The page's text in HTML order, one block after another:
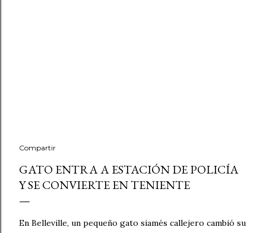
Compartir
GATO ENTRA A ESTACIÓN DE POLICÍA
Y SE CONVIERTE EN TENIENTE
En Belleville, un pequeño gato siamés callejero cambió su